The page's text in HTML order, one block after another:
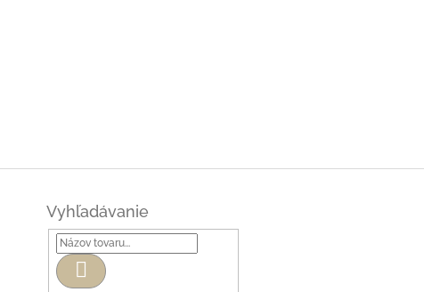
Vyhľadávanie
Hľadať